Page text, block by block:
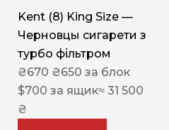
Kent (8) King Size —
Черновцы сигарети з
турбо фільтром
₴670 ₴650 за блок
$700 за ящик≈ 31 500
₴